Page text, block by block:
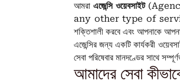
আমরা এজেন্সি ওয়েবসাইট
any other type of service
শক্তিশালী করবে এবং আপনাকে
এজেন্সির জন্য একটি কার্যকরী
সেবা পরিষেবার মানদণ্ডের সাথে
আমাদের সেবা